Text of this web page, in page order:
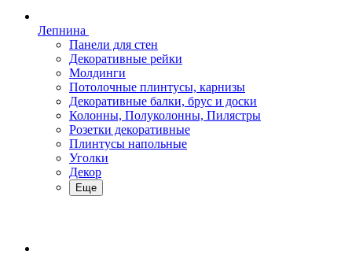
Лепнина
Панели для стен
Декоративные рейки
Молдинги
Потолочные плинтусы, карнизы
Декоративные балки, брус и доски
Колонны, Полуколонны, Пилястры
Розетки декоративные
Плинтусы напольные
Уголки
Декор
Еще